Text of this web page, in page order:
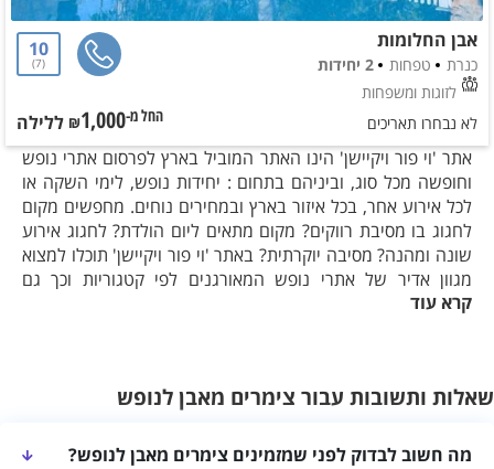
אבן החלומות
כנרת טפחות
2 יחידות
לזוגות ומשפחות
10
7
לא נבחרו תאריכים החל מ-₪1,000 ללילה
קרא עוד
אתר 'וי פור ויקיישן' הינו האתר המוביל בארץ לפרסום אתרי נופש
וחופשה מכל סוג, וביניהם בתחום : יחידות נופש, לימי השקה או
לכל אירוע אחר, בכל איזור בארץ ובמחירים נוחים. מחפשים מקום
לחגוג בו מסיבת רווקים? מקום מתאים ליום הולדת? לחגוג אירוע
שונה ומהנה? מסיבה יוקרתית? באתר 'וי פור ויקיישן' תוכלו למצוא
מגוון אדיר של אתרי נופש המאורגנים לפי קטגוריות וכך גם
בתחום: יחידות נופש.
תמונות ומידע נרחב אודותיו.
החלטתם לשכור לופט לאירוע או מטרה מסוימת? חשוב שתדעו כי
שאלות ותשובות עבור צימרים מאבן לנופש
מה חשוב לבדוק לפני שמזמינים צימרים מאבן לנופש?